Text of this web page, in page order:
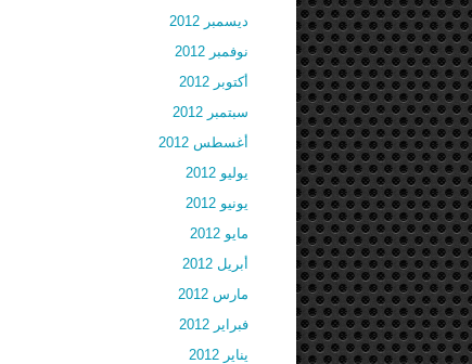
ديسمبر 2012
نوفمبر 2012
أكتوبر 2012
سبتمبر 2012
أغسطس 2012
يوليو 2012
يونيو 2012
مايو 2012
أبريل 2012
مارس 2012
فبراير 2012
يناير 2012